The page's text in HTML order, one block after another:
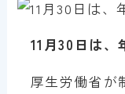
11月30日は、
厚生労働省が